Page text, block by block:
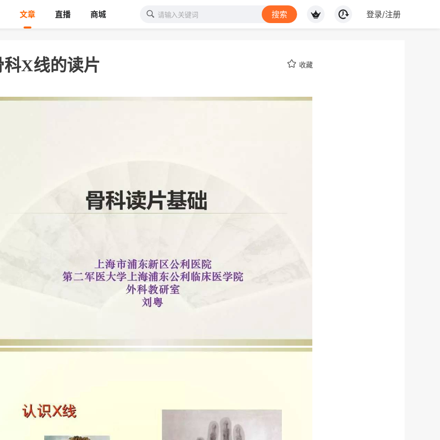
文章 直播 商城 搜索 登录/注册
X线的读片 收藏